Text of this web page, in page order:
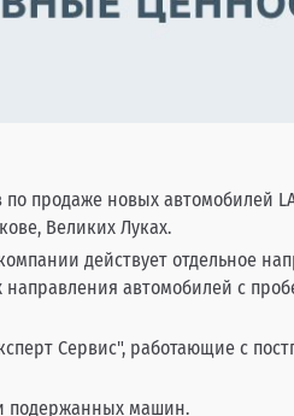
продаже новых автомобилей
Великих Луках.
действует отдельное
автомобилей с
Сервис", работающие с
подержанных машин.